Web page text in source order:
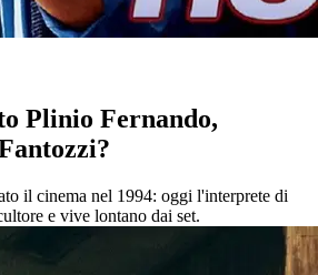
Plinio Fernando,
il cinema nel 1994: oggi l'interprete di
e vive lontano dai set.